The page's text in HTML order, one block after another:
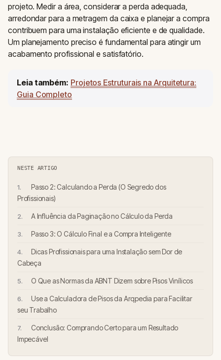
projeto. Medir a área, considerar a perda adequada,
arredondar para a metragem da caixa e planejar a compra
contribuem para uma instalação eficiente e de qualidade.
Um planejamento preciso é fundamental para atingir um
acabamento profissional e satisfatório.
Leia também: Projetos Estruturais na Arquitetura:
Guia Completo
NESTE ARTIGO
Passo 2: Calculando a Perda (O Segredo dos
Profissionais)
A Influência da Paginação no Cálculo da Perda
Passo 3: O Cálculo Final e a Compra Inteligente
Dicas Profissionais para uma Instalação sem Dor de
Cabeça
O Que as Normas da ABNT Dizem sobre Pisos Vinílicos
Use a Calculadora de Pisos da Arqpedia para Facilitar
seu Trabalho
Conclusão: Comprando Certo para um Resultado
Impecável